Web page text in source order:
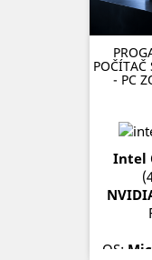
- PC
Intel
OS: